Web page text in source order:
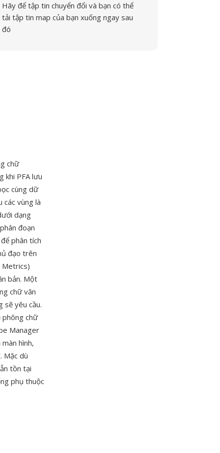
Hãy để tập tin chuyển đổi và bạn có thể
tải tập tin map của bạn xuống ngay sau
đó
chữ
khi PFA lưu
cùng dữ
các vùng là
dạng
đoạn
phân tích
đạo trên
Metrics)
bản. Một
chữ văn
sẽ yêu cầu.
phông chữ
Manager
hình,
Mặc dù
tồn tại
phụ thuộc